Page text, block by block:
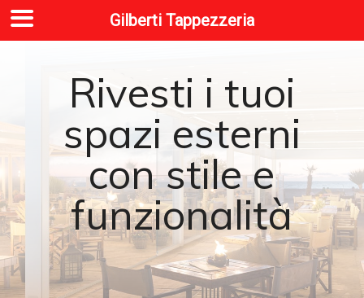
Rivesti i tuoi
spazi esterni
con stile e
funzionalità
Gilberti Tappezzeria